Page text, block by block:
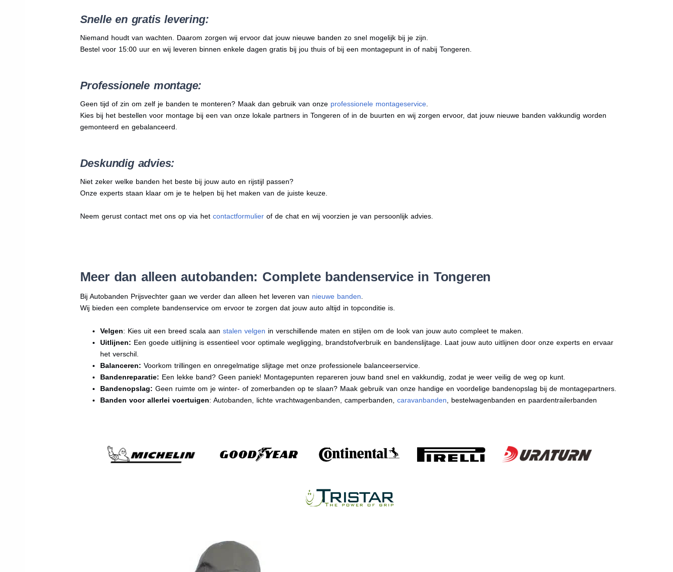
Snelle en gratis levering:
Niemand houdt van wachten. Daarom zorgen wij ervoor dat jouw nieuwe banden zo snel mogelijk bij je zijn.
Bestel voor 15:00 uur en wij leveren binnen enkele dagen gratis bij jou thuis of bij een montagepunt in of nabij Tongeren.
Professionele montage:
Geen tijd of zin om zelf je banden te monteren? Maak dan gebruik van onze professionele montageservice.
Kies bij het bestellen voor montage bij een van onze lokale partners in Tongeren of in de buurten en wij zorgen ervoor, dat jouw nieuwe banden vakkundig worden
gemonteerd en gebalanceerd.
Deskundig advies:
Niet zeker welke banden het beste bij jouw auto en rijstijl passen?
Onze experts staan klaar om je te helpen bij het maken van de juiste keuze.
Neem gerust contact met ons op via het contactformulierof de chat en wij voorzien je van persoonlijk advies.
Meer dan alleen autobanden: Complete bandenservice in Tongeren
Bij Autobanden Prijsvechter gaan we verder dan alleen het leveren van nieuwe banden.
Wij bieden een complete bandenservice om ervoor te zorgen dat jouw auto altijd in topconditie is.
Velgen: Kies uit een breed scala aan stalen velgen in verschillende maten en stijlen om de look van jouw auto compleet te maken.
Uitlijnen: Een goede uitlijning is essentieel voor optimale wegligging, brandstofverbruik en bandenslijtage. Laat jouw auto uitlijnen door onze experts en ervaar
het verschil.
Balanceren: Voorkom trillingen en onregelmatige slijtage met onze professionele balanceerservice.
Bandenreparatie: Een lekke band? Geen paniek! Montagepunten repareren jouw band snel en vakkundig, zodat je weer veilig de weg op kunt.
Bandenopslag: Geen ruimte om je winter- of zomerbanden op te slaan? Maak gebruik van onze handige en voordelige bandenopslag bij de montagepartners.
Banden voor allerlei voertuigen: Autobanden, lichte vrachtwagenbanden, camperbanden, caravanbanden, bestelwagenbanden en paardentrailerbanden